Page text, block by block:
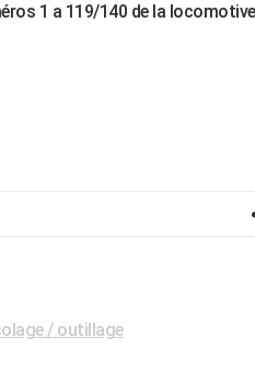
1 a 119/140 de la locomotive
/ outillage